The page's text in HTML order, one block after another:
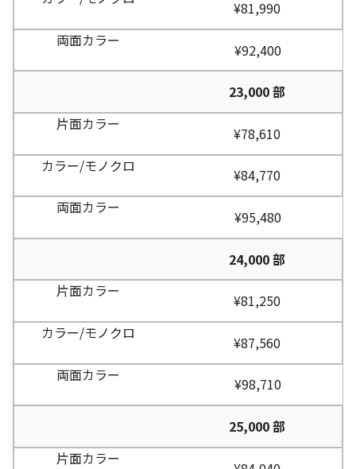
¥81,990
¥92,400
23,000 部
¥78,610
¥84,770
¥95,480
24,000 部
¥81,250
¥87,560
¥98,710
25,000 部